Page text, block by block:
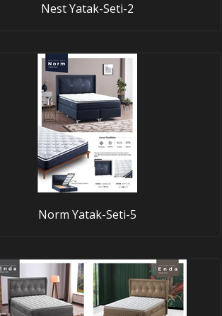
Nest Yatak-Seti-2
Norm Yatak-Seti-5